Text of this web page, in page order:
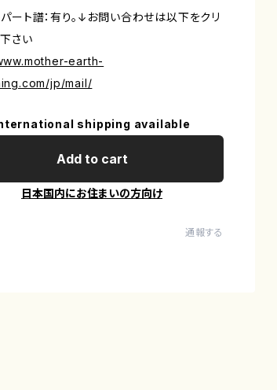
パート譜：有り。↓お問い合わせは以下をクリ
さい
earth-
jp/mail/
shipping available
Add to cart
日本国内にお住まいの方向け
通報する